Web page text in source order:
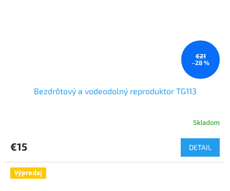
€21
–28 %
Bezdrôtový a vodeodolný reproduktor TG113
Skladom
€15 DETAIL
Výpredaj